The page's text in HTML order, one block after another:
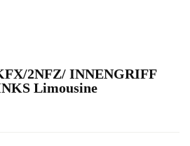
2NFZ/ INNENGRIFF
Limousine